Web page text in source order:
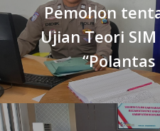
Pemohon
Ujian Teori